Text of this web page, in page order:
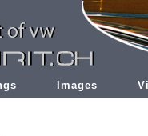
Images